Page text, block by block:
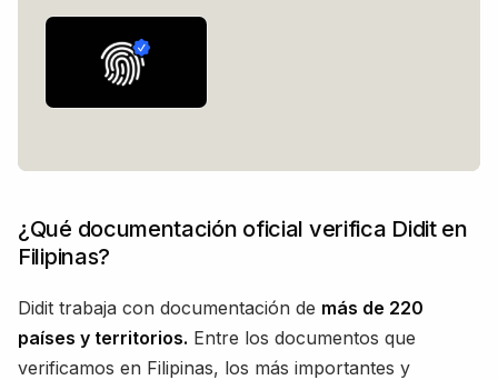
¿Qué documentación oficial verifica Didit en
Filipinas?
Didit trabaja con documentación de más de 220
países y territorios. Entre los documentos que
verificamos en Filipinas, los más importantes y